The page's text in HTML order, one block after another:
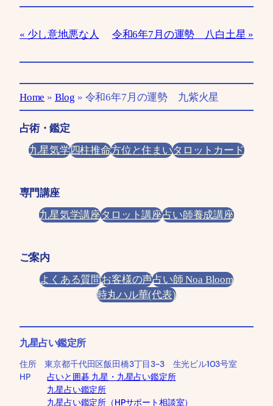
少し意地悪な人 令和6年7月の運勢 八白土星
Home » Blog » 令和6年7月の運勢 九紫火星
占術・鑑定
九星気学四柱推命方位と住まいタロットカード
専門講座
九星気学講座タロット講座占い師養成講座
ご案内
よくある質問お客様の声占い師 Noa Bloom
時丸ハル華(代表)
九星占い鑑定所
住所 東京都千代田区飯田橋3丁目3-3 生光ビル103号室
HP占いと囲碁 九星・九星占い鑑定所
九星占い鑑定所
九星占い鑑定所（HPサポート相談室）